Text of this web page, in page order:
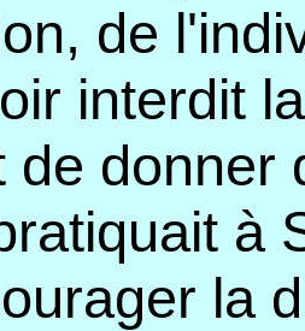
de
interdit
de donner
à
la